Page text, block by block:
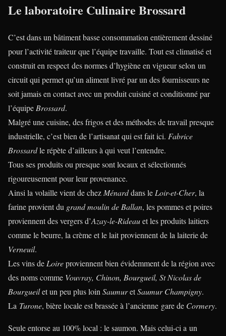
Le laboratoire Culinaire Brossard
C’est dans un bâtiment basse consommation entièrement dessiné
pour l’activité traiteur que l’équipe travaille. Tout est climatisé et
construit en respect des normes d’hygiène en vigueur selon un
circuit qui permet qu’un aliment livré par un des fournisseurs ne
soit jamais en contact avec un produit cuisiné et conditionné par
l’équipeBrossard.
Malgré une cuisine, des frigos et des méthodes de travail presque
industrielle, c’est bien de l’artisanat qui est fait ici. Fabrice
Brossardle répète d’ailleurs à qui veut l’entendre.
Tous ses produits ou presque sont locaux et sélectionnés
rigoureusement pour leur provenance.
Ainsi la volaille vient de chezMénarddans leLoir-et-Cher, la
farine provient du grand moulin de Ballan, les pommes et poires
proviennent des vergers d’Azay-le-Rideauet les produits laitiers
comme le beurre, la crème et le lait proviennent de la laiterie de
Verneuil.
Les vins deLoireproviennent bien évidemment de la région avec
des noms comme Vouvray, Chinon, Bourgueil, St Nicolas de
Bourgueilet un peu plus loinSaumuretSaumur Champigny.
La Turone, bière locale est brassée à l’ancienne gare de Cormery.
Seule entorse au 100% local : le saumon. Mais celui-ci a un